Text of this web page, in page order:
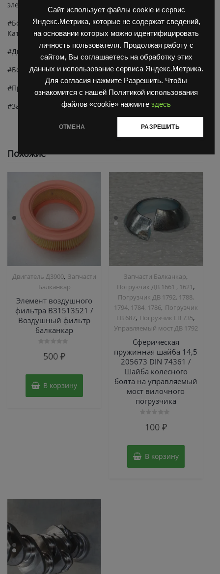
Сайт использует файлы cookie и сервис
Яндекс.Метрика, которые не содержат сведений,
на основании которых можно идентифицировать
личность пользователя. Продолжая работу с
сайтом, Вы соглашаетесь на обработку этих
данных и использование сервиса Яндекс.Метрика.
Для согласия нажмите Разрешить. Чтобы
ознакомится с нашей Политикой использования
файлов «cookie» нажмите здесь
ОТМЕНА РАЗРЕШИТЬ
электропогрузчиков, запчасти ЕВ 687
#Болгарские автопогрузчики ДВ 1784, ДВ 1792, ДВ1798
Каталог
#Двигатель Д 3900 Каталог
#Болгарские электропогрузчики ЕВ 687 Каталог
#Продажа запчастей balkancar дв 1792m
#Запчасти для погрузчика дв 1792
Похожие
Двигатель Д3900, Запчасти
Балканкар
Элемент воздушного
фильтра В31513521 /
Воздушный фильтр
балканкар
500₽
В корзину
Запчасти Балканкар,
Погрузчик ДВ 1661 , 1621,
Погрузчик ДВ 1792, 1788,
1794, 1784, 1786, Погрузчик
ЕВ 687, Погрузчик ЕВ 735,
Управляемый мост ДВ 1792
Сферическая
пружинная шайба 14,5
205673 DIN 74361 /
Шайба колесного
болта на управляемый
мост вилочного
погрузчика
100 ₽
В корзину